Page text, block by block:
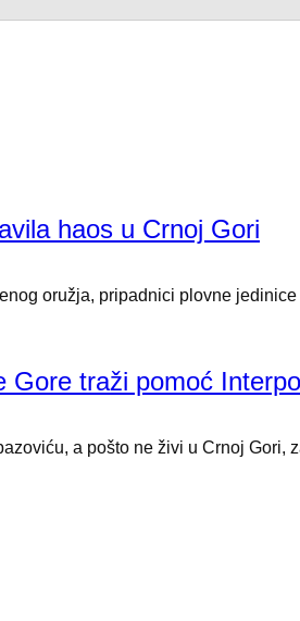
haos u Crnoj Gori
oružja, pripadnici plovne
Gore traži pomoć
a pošto ne živi u Crnoj Gori,